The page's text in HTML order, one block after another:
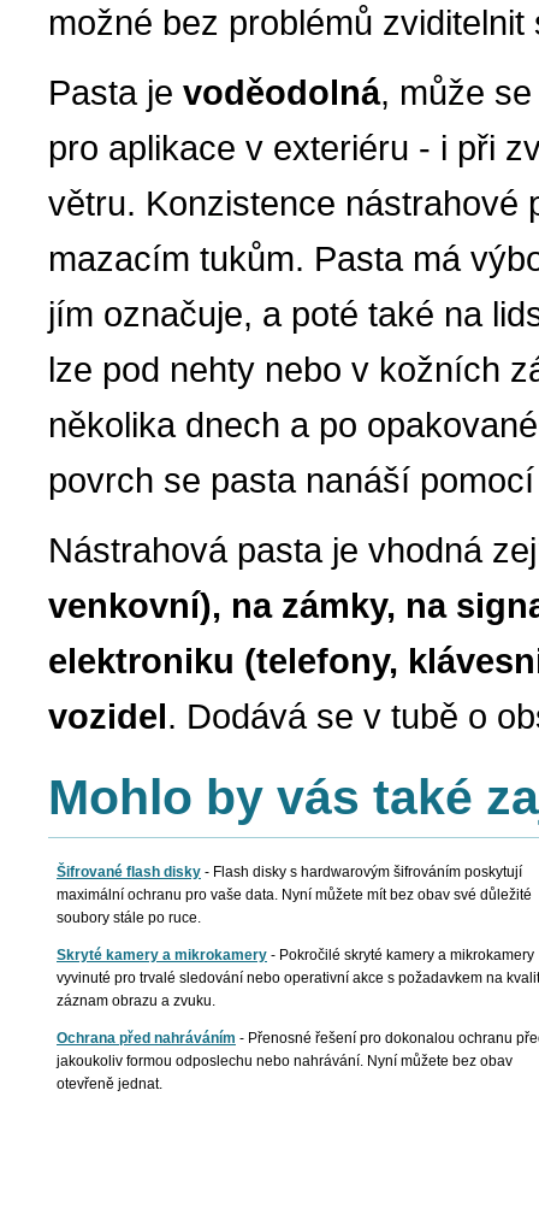
možné bez problémů
Pasta je voděodolná, může
pro aplikace v exteriéru - i při
větru. Konzistence nástrahové
mazacím tukům. Pasta má
jím označuje, a poté také na
lze pod nehty nebo v kožních
několika dnech a po
povrch se pasta nanáší
Nástrahová pasta je vhodná
venkovní), na zámky, na
elektroniku (telefony,
vozidel. Dodává se v tubě o
Mohlo by vás také
Šifrované flash disky - Flash disky s hardwarovým šifrováním poskytují
maximální ochranu pro vaše data. Nyní můžete mít bez obav své důležité
soubory stále po ruce.
Skryté kamery a mikrokamery - Pokročilé skryté kamery a mikrokamery
vyvinuté pro trvalé sledování nebo operativní akce s požadavkem na
záznam obrazu a zvuku.
Ochrana před nahráváním - Přenosné řešení pro dokonalou ochranu
jakoukoliv formou odposlechu nebo nahrávání. Nyní můžete bez obav
otevřeně jednat.